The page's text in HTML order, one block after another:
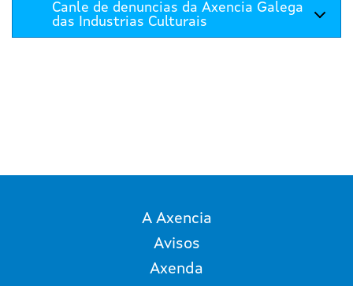
Canle de denuncias da Axencia Galega
das Industrias Culturais
A Axencia
Avisos
Axenda